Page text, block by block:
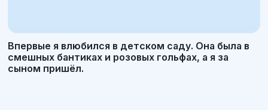
Впервые я влюбился в детском саду. Она была в
смешных бантиках и розовых гольфах, а я за
сыном пришёл.